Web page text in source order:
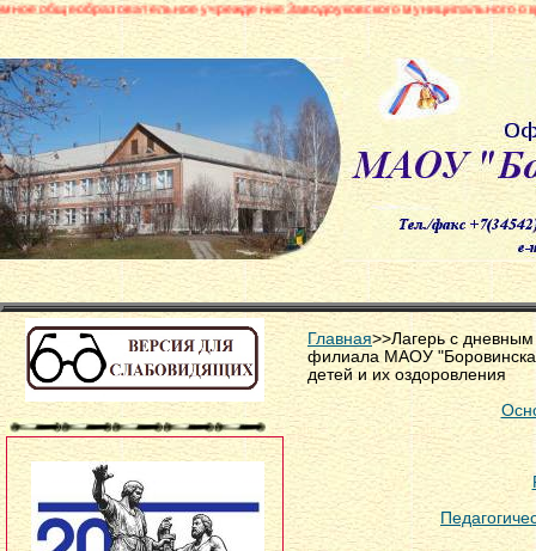
учреждение Заводоуковского муниципального округа
Главная>>Лагерь с
филиала МАОУ
детей и их оздоровления